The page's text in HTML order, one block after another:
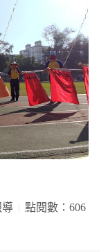
導
點閱數：606